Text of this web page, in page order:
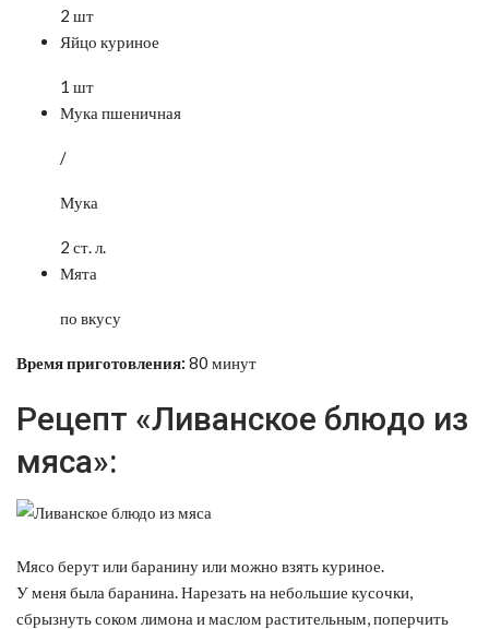
2 шт
Яйцо куриное
1 шт
Мука пшеничная
/
Мука
2 ст. л.
Мята
по вкусу
Время приготовления: 80 минут
Рецепт «Ливанское блюдо из
мяса»:
Мясо берут или баранину или можно взять куриное.
У меня была баранина. Нарезать на небольшие кусочки,
сбрызнуть соком лимона и маслом растительным, поперчить